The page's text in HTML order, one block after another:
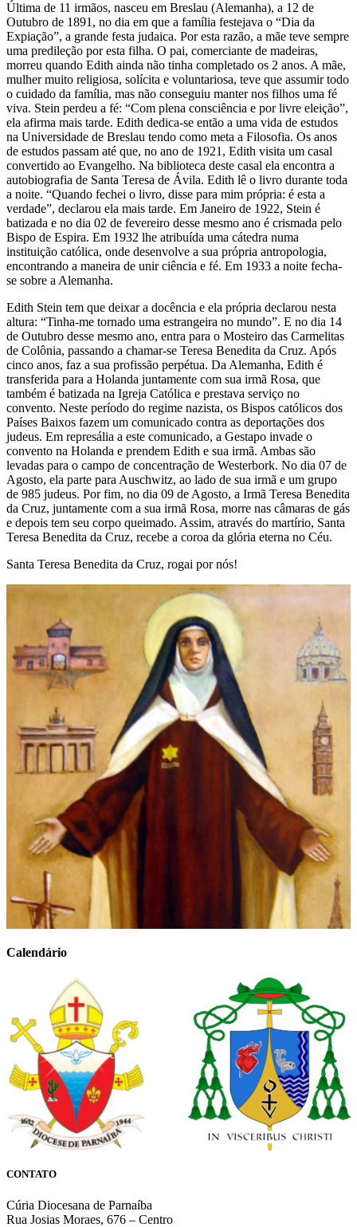
Última de 11 irmãos, nasceu em Breslau (Alemanha), a 12 de
Outubro de 1891, no dia em que a família festejava o “Dia da
Expiação”, a grande festa judaica. Por esta razão, a mãe teve sempre
uma predileção por esta filha. O pai, comerciante de madeiras,
morreu quando Edith ainda não tinha completado os 2 anos. A mãe,
mulher muito religiosa, solícita e voluntariosa, teve que assumir todo
o cuidado da família, mas não conseguiu manter nos filhos uma fé
viva. Stein perdeu a fé: “Com plena consciência e por livre eleição”,
ela afirma mais tarde. Edith dedica-se então a uma vida de estudos
na Universidade de Breslau tendo como meta a Filosofia. Os anos
de estudos passam até que, no ano de 1921, Edith visita um casal
convertido ao Evangelho. Na biblioteca deste casal ela encontra a
autobiografia de Santa Teresa de Ávila. Edith lê o livro durante toda
a noite. “Quando fechei o livro, disse para mim própria: é esta a
verdade”, declarou ela mais tarde. Em Janeiro de 1922, Stein é
batizada e no dia 02 de fevereiro desse mesmo ano é crismada pelo
Bispo de Espira. Em 1932 lhe atribuída uma cátedra numa
instituição católica, onde desenvolve a sua própria antropologia,
encontrando a maneira de unir ciência e fé. Em 1933 a noite fecha-
se sobre a Alemanha.
Edith Stein tem que deixar a docência e ela própria declarou nesta
altura: “Tinha-me tornado uma estrangeira no mundo”. E no dia 14
de Outubro desse mesmo ano, entra para o Mosteiro das Carmelitas
de Colônia, passando a chamar-se Teresa Benedita da Cruz. Após
cinco anos, faz a sua profissão perpétua. Da Alemanha, Edith é
transferida para a Holanda juntamente com sua irmã Rosa, que
também é batizada na Igreja Católica e prestava serviço no
convento. Neste período do regime nazista, os Bispos católicos dos
Países Baixos fazem um comunicado contra as deportações dos
judeus. Em represália a este comunicado, a Gestapo invade o
convento na Holanda e prendem Edith e sua irmã. Ambas são
levadas para o campo de concentração de Westerbork. No dia 07 de
Agosto, ela parte para Auschwitz, ao lado de sua irmã e um grupo
de 985 judeus. Por fim, no dia 09 de Agosto, a Irmã Teresa Benedita
da Cruz, juntamente com a sua irmã Rosa, morre nas câmaras de gás
e depois tem seu corpo queimado. Assim, através do martírio, Santa
Teresa Benedita da Cruz, recebe a coroa da glória eterna no Céu.
Santa Teresa Benedita da Cruz, rogai por nós!
Calendário
CONTATO
Cúria Diocesana de Parnaíba
Rua Josias Moraes, 676 – Centro